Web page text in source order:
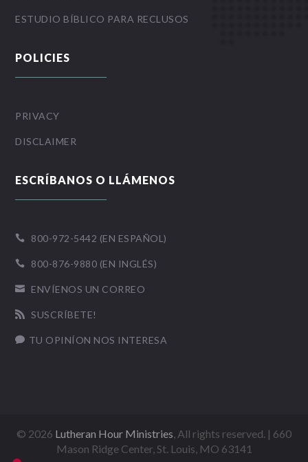
ESTUDIO BÍBLICO PARA RECLUSOS
POLICIES
PRIVACY
DISCLAIMER
ESCRÍBANOS O LLÁMENOS
 800-972-5442 (EN ESPAÑOL)
 800-876-9880 (EN INGLÉS)
 ENVÍENOS UN CORREO
 SUSCRÍBETE!
 TU OPINÍON NOS INTERESA
© 2026 Lutheran Hour Ministries, All rights reserved. | 660
Mason Ridge Center, St. Louis, MO 63141